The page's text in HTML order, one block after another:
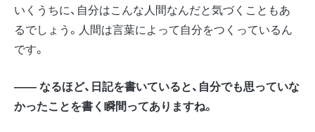
いくうちに、自分はこんな人間なんだと気づくこともあ
るでしょう。人間は言葉によって自分をつくっているん
です。
―― なるほど、日記を書いていると、自分でも思っていな
かったことを書く瞬間ってありますね。